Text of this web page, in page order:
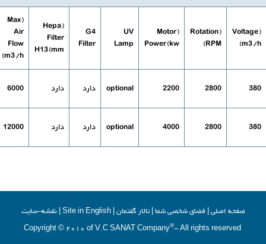
(Voltage
(m3/h
(Rotation
(RPM
(Motor
Power(kw
UV
Lamp
G4
Filter
(Hepa
Filter
H13(mm
(Max
Air
Flow
(m3/h
380
2800
2200
optional دارد دارد 6000
380
2800
4000
optional دارد دارد 12000
صفحه اصلي فضاي شخصي شما |تالار گفتمان |
Site in English
|نقشه-سایت
Copyright © 2010 of V.C SANAT Company
®- All rights reserved